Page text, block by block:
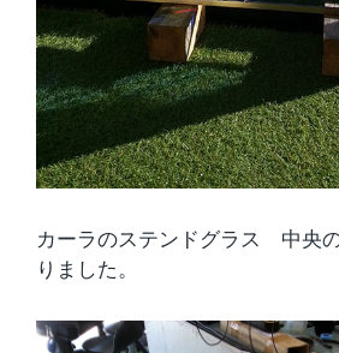
カーラのステンドグラス 中央
りました。